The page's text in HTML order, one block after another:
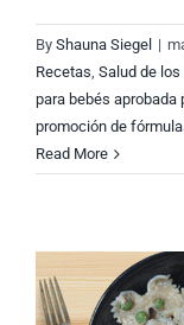
By Shauna Siegel |
Recetas, Salud de los
para bebés aprobada
promoción de
Read More